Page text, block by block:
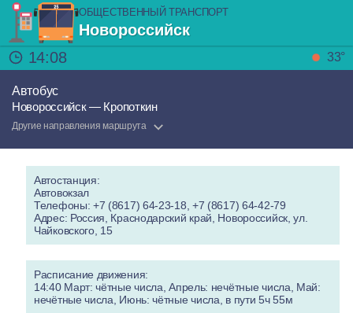
ОБЩЕСТВЕННЫЙ ТРАНСПОРТ
Новороссийск
14:08
33°
Автобус
Новороссийск — Кропоткин
Другие направления маршрута
Автостанция:
Автовокзал
Телефоны: +7 (8617) 64-23-18, +7 (8617) 64-42-79
Адрес: Россия, Краснодарский край, Новороссийск, ул.
Чайковского, 15
Расписание движения:
14:40 Март: чётные числа, Апрель: нечётные числа, Май:
нечётные числа, Июнь: чётные числа, в пути 5ч 55м